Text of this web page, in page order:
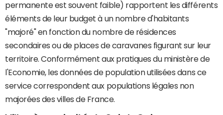
permanente est souvent faible) rapportent les différents
éléments de leur budget à un nombre d'habitants
"majoré" en fonction du nombre de résidences
secondaires ou de places de caravanes figurant sur leur
territoire. Conformément aux pratiques du ministère de
l'Economie, les données de population utilisées dans ce
service correspondent aux populations légales non
majorées des villes de France.